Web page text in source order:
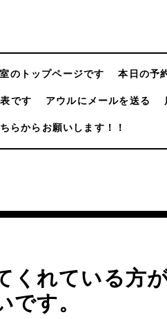
のトップページです 本日の予
です アウルにメールを送る
らからお願いします！！
くれている方
す。